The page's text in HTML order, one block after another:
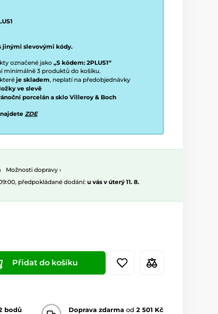
jinými slevovými kódy.
označené jako „S kódem: 2PLUS1“
minimálně 3 produktů do košíku.
je skladem, neplatí na předobjednávky
ve slevě
porcelán a sklo Villeroy & Boch
ZDE
Možnosti dopravy ›
předpokládané dodání: u vás v úterý 11. 8.
Přidat do košíku
bodů Doprava zdarma od 2 501 Kč